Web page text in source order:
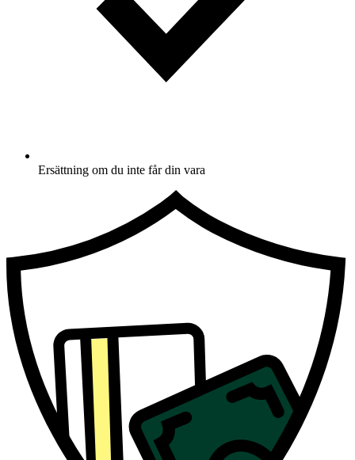
Ersättning om du inte får din vara